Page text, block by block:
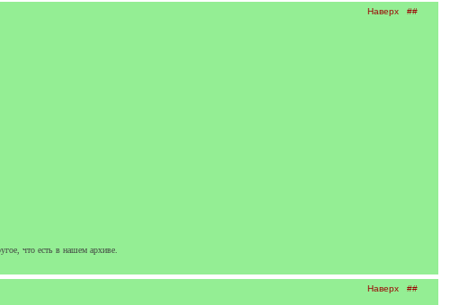
Наверх ##
что есть в нашем архиве.
Наверх ##